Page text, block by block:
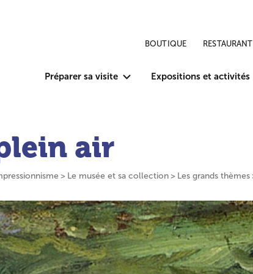
Préparer sa visite Expositions et activités
BOUTIQUE RESTAURANT
air
Le musée et sa collection Les grands thèmes